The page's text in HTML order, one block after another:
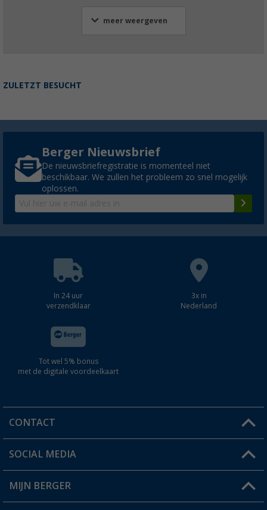
meer weergeven
ZULETZT BESUCHT
Berger Nieuwsbrief
De nieuwsbriefregistratie is momenteel niet
beschikbaar. We zullen het probleem zo snel mogelijk
oplossen.
In 24 uur
verzendklaar
3x in
Nederland
Tot wel 5% bonus
met de digitale voordeelkaart
CONTACT
Een vraag?
Winkel vinden
SOCIAL MEDIA
MIJN BERGER